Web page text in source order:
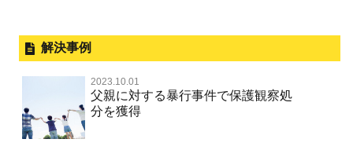
業務妨害
公然わいせつ，わいせつ物頒布，淫
行勧誘罪
児童ポルノ・リベンジポルノ
危険運転行為等
ネット犯罪
無実・無罪を証明してほしい
示談で解決してほしい
執行猶予にしてほしい
過失致死・過失傷害
器物損壊
脅迫・強要
業務妨害罪
性犯罪 TOP
淫行・援助交際（児童買春、淫行条例、児童福祉法違反）
不同意性交等罪（旧 強制性交等罪，準強制性交等罪），
監護者性交等罪
事件別－財産犯
財産犯 TOP
横領 背任
事件別－薬物事件
薬物事件 TOP
事件別－交通違反・交通事故
刑事裁判の概要・手続
公務員の逮捕・刑事事件
控訴・上告
国選弁護士と私選弁護士の違い
解決事例
2023.10.01
父親に対する暴行事件で保護観察処
分を獲得